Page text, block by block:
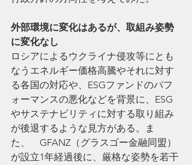
外部環境に変化はあるが、取組み姿勢
に変化なし
ロシアによるウクライナ侵攻等にとも
なうエネルギー価格高騰やそれに対す
る各国の対応や、ESGファンドのパフ
ォーマンスの悪化などを背景に、ESG
やサステナビリティに対する取り組み
が後退するような見方がある。ま
た、　GFANZ（グラスゴー金融同盟）
が設立1年経過後に、厳格な姿勢を若干